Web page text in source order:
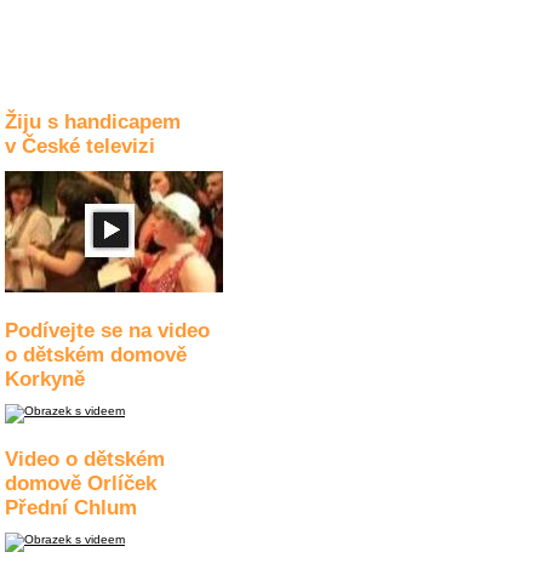
Žiju s handicapem
v České televizi
Podívejte se na video
o dětském domově
Korkyně
Video o dětském
domově Orlíček
Přední Chlum